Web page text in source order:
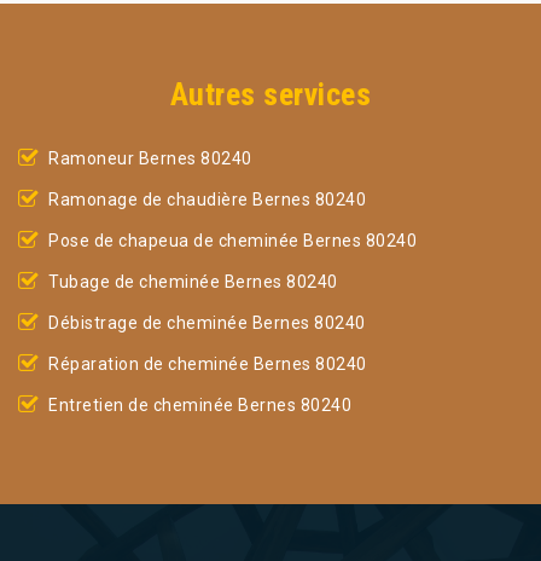
Autres services
Ramoneur Bernes 80240
Ramonage de chaudière Bernes 80240
Pose de chapeua de cheminée Bernes 80240
Tubage de cheminée Bernes 80240
Débistrage de cheminée Bernes 80240
Réparation de cheminée Bernes 80240
Entretien de cheminée Bernes 80240